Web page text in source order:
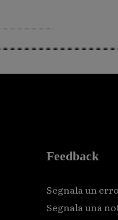
Feedback
Segnala un
Segnala una